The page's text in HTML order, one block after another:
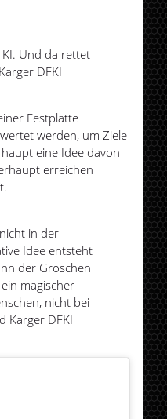
Und da rettet
DFKI
Festplatte
werden, um Ziele
eine Idee davon
erreichen
in der
Idee entsteht
der Groschen
magischer
nicht bei
Karger DFKI